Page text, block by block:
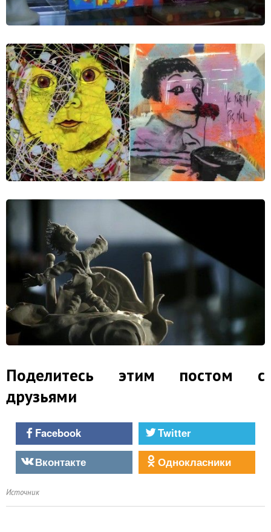
Поделитесь этим постом с
друзьями
Facebook
Twitter
Вконтакте
Однокласники
Источник